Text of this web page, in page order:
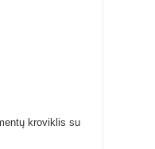
kroviklis su